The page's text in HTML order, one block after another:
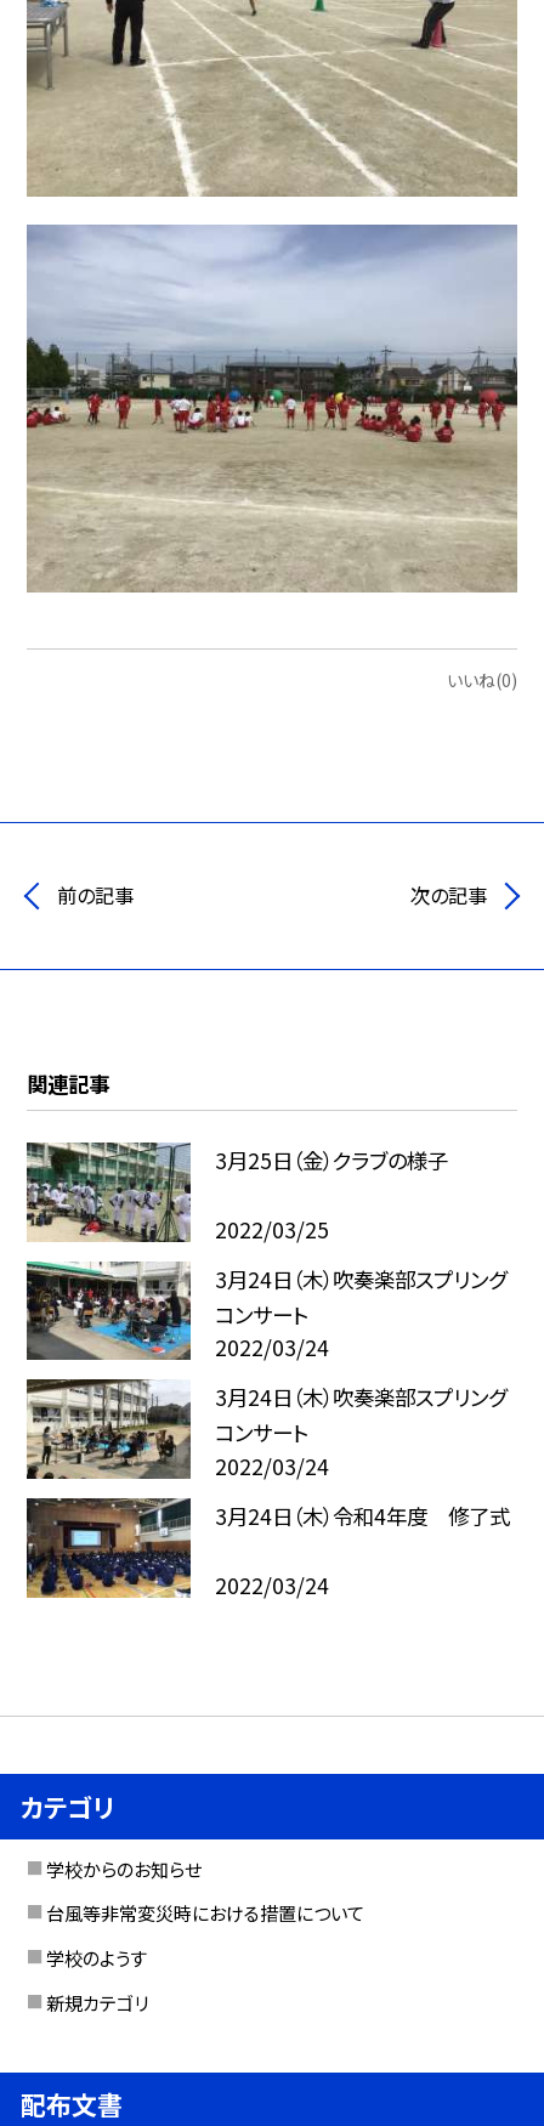
いいね(0)
前の記事 次の記事
関連記事
3月25日（金）クラブの様子
2022/03/25
3月24日（木）吹奏楽部スプリング
コンサート
2022/03/24
3月24日（木）吹奏楽部スプリング
コンサート
2022/03/24
3月24日（木）令和4年度 修了式
2022/03/24
カテゴリ
学校からのお知らせ
台風等非常変災時における措置について
学校のようす
新規カテゴリ
配布文書